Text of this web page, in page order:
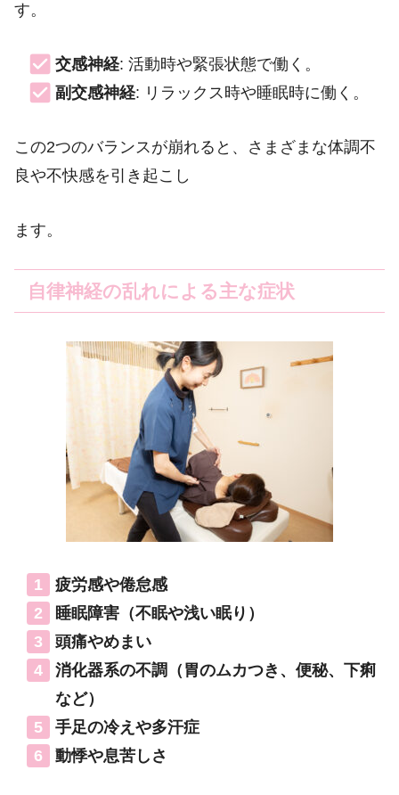
す。
交感神経: 活動時や緊張状態で働く。
副交感神経: リラックス時や睡眠時に働く。
この2つのバランスが崩れると、さまざまな体調不
良や不快感を引き起こし
ます。
自律神経の乱れによる主な症状
疲労感や倦怠感
睡眠障害（不眠や浅い眠り）
頭痛やめまい
消化器系の不調（胃のムカつき、便秘、下痢
など）
手足の冷えや多汗症
動悸や息苦しさ